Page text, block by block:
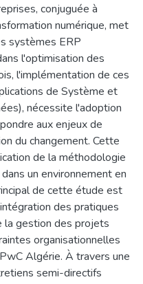
conjuguée à
numérique, met
systèmes ERP
l'optimisation des
l'implémentation de ces
de Système et
nécessite l'adoption
aux enjeux de
du changement. Cette
de la méthodologie
un environnement en
de cette étude est
des pratiques
la gestion des projets
organisationnelles
Algérie. À travers une
semi-directifs